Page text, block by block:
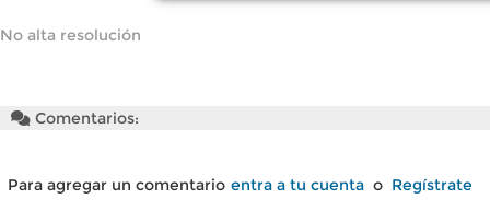
No alta resolución
Comentarios:
Para agregar un comentario entra a tu cuenta o Regístrate